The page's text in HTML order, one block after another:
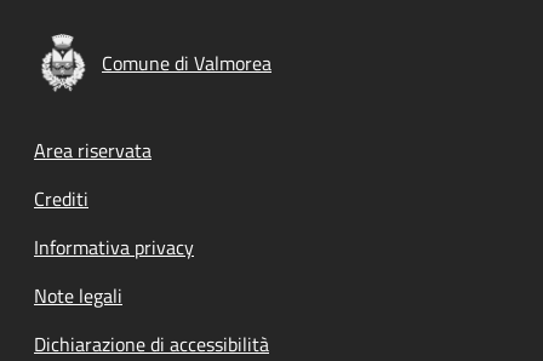
Comune di Valmorea
Footer menu
Area riservata
Crediti
Informativa privacy
Note legali
Dichiarazione di accessibilità